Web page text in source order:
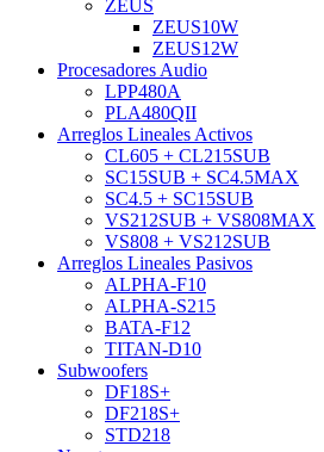
ZEUS
ZEUS10W
ZEUS12W
Procesadores Audio
LPP480A
PLA480QII
Arreglos Lineales Activos
CL605 + CL215SUB
SC15SUB + SC4.5MAX
SC4.5 + SC15SUB
VS212SUB + VS808MAX
VS808 + VS212SUB
Arreglos Lineales Pasivos
ALPHA-F10
ALPHA-S215
BATA-F12
TITAN-D10
Subwoofers
DF18S+
DF218S+
STD218